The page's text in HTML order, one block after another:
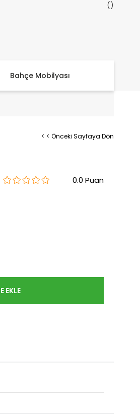
Bahçe Mobilyası
< < Önceki Sayfaya Dön
0.0